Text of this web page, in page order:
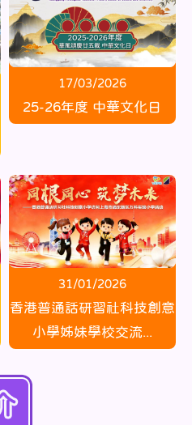
17/03/2026
25-26年度 中華文化日
31/01/2026
香港普通話研習社科技創意
小學姊妹學校交流...